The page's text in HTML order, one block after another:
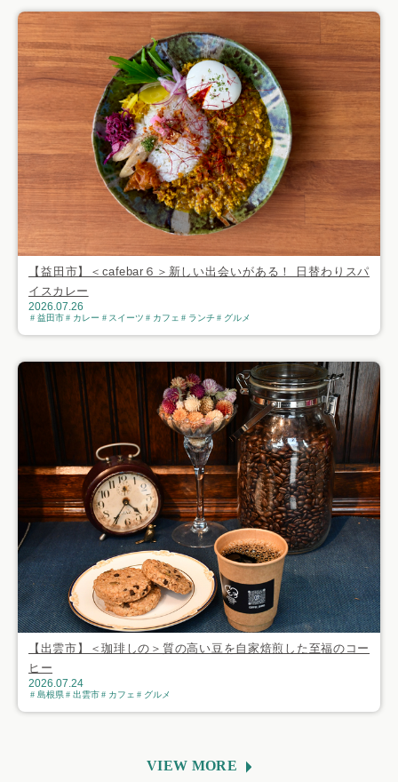
【益田市】＜cafebar６＞新しい出会いがある！ 日替わりスパ
イスカレー
2026.07.26
益田市 カレー スイーツ カフェ ランチ グルメ
【出雲市】＜珈琲しの＞質の高い豆を自家焙煎した至福のコー
ヒー
2026.07.24
島根県 出雲市 カフェ グルメ
VIEW MORE